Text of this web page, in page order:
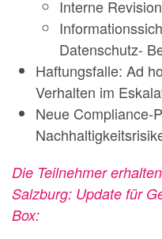
Interne
Datenschutz-
Haftungsfalle: Ad
Verhalten im
Neue Compliance-
Die Teilnehmer
Salzburg: Update für
Box: